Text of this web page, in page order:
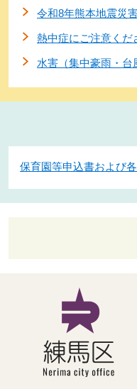
令和8年熊本地震災
熱中症にご注意くだ
水害（集中豪雨・台
保育園等申込書および